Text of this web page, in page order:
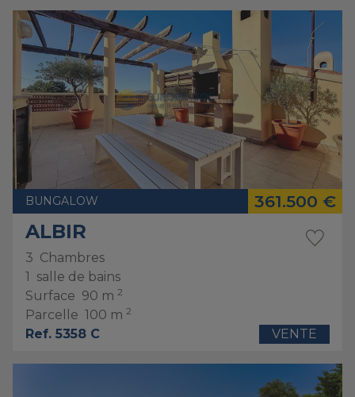
BUNGALOW 361.500 €
ALBIR
3 Chambres
1 salle de bains
Surface 90 m 2
Parcelle 100 m 2
Ref. 5358 C VENTE